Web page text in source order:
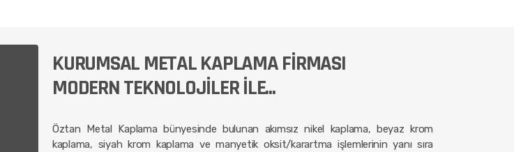
KURUMSAL METAL KAPLAMA FİRMASI
MODERN TEKNOLOJİLER İLE...
Öztan Metal Kaplama bünyesinde bulunan akımsız nikel kaplama, beyaz krom
kaplama, siyah krom kaplama ve manyetik oksit/karartma işlemlerinin yanı sıra